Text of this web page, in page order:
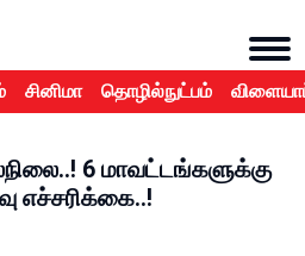
சினிமா தொழில்நுட்பம்
6 மாவட்டங்களுக்கு
எச்சரிக்கை..!